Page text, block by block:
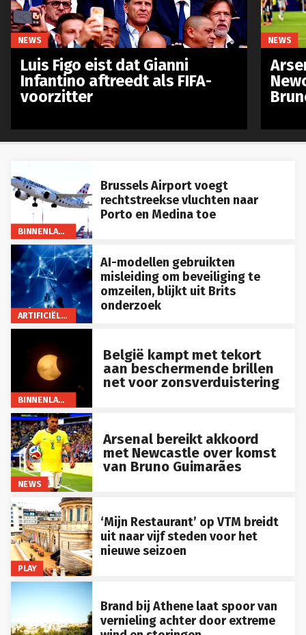
BINNENLAND
Brussels Airport voegt
rechtstreekse vluchten naar
Porto en Medina toe
ARTIFICIËLE INTELLIGENTIE
AI-modellen gebruikten
misleiding om beveiliging te
omzeilen, blijkt uit Brits
onderzoek
BINNENLAND
België kampt met tekort
aan beschermende brillen
net voor zonsverduistering
NEWS
Arsenal bereikt akkoord
met Newcastle over komst
van Bruno Guimarães
PLAY
‘Mijn Restaurant’ op VTM breidt
uit naar vijf steden voor het
nieuwe seizoen
Brand bij Athene laat spoor van
vernieling achter door extreme
NEWS
Luis Figo eist dat Gianni
Infantino aftreedt als FIFA-
voorzitter
NEWS